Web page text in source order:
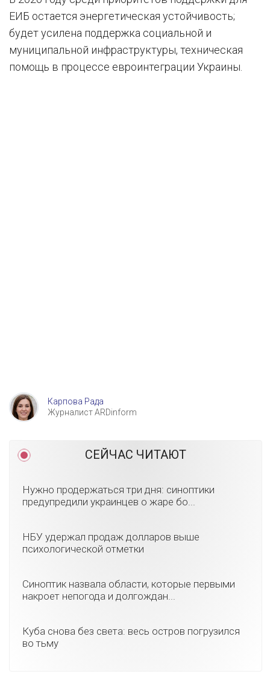
ЕИБ остается энергетическая устойчивость;
будет усилена поддержка социальной и
муниципальной инфраструктуры, техническая
помощь в процессе евроинтеграции Украины.
Карпова Рада
Журналист ARDinform
СЕЙЧАС ЧИТАЮТ
Нужно продержаться три дня: синоптики
предупредили украинцев о жаре бо...
НБУ удержал продаж долларов выше
психологической отметки
Синоптик назвала области, которые первыми
накроет непогода и долгождан...
Куба снова без света: весь остров погрузился
во тьму